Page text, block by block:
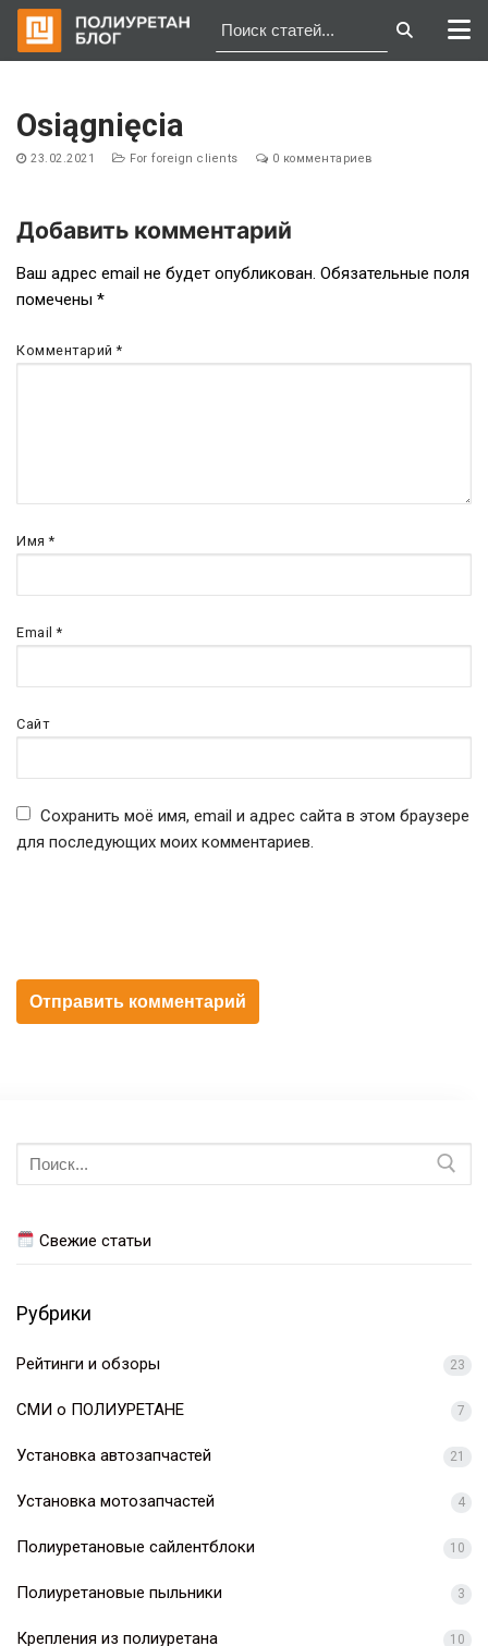
содержимому
Osiągnięcia
23.02.2021 For foreign clients 0 комментариев
Навигация
по
записям
Добавить комментарий
Ваш адрес email не будет опубликован. Обязательные поля
помечены *
Комментарий*
Имя*
Email*
Сайт
Сохранить моё имя, email и адрес сайта в этом браузере
для последующих моих комментариев.
Искать:
Свежие статьи
Рубрики
Рейтинги и обзоры 23
СМИ о ПОЛИУРЕТАНЕ 7
Установка автозапчастей 21
Установка мотозапчастей 4
Полиуретановые сайлентблоки 10
Полиуретановые пыльники 3
Крепления из полиуретана 10